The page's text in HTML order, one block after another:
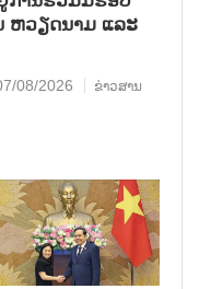
ຫວຽດນາມ ແລະ
08/2026 ຂ່າວສານ